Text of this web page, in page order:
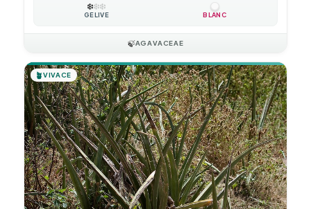
❄️❄️❄️
GÉLIVE BLANC
🍃AGAVACEAE
🪴VIVACE